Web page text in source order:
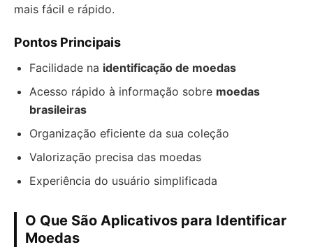
mais fácil e rápido.
Pontos Principais
Facilidade na identificação de moedas
Acesso rápido à informação sobre moedas
brasileiras
Organização eficiente da sua coleção
Valorização precisa das moedas
Experiência do usuário simplificada
O Que São Aplicativos para Identificar
Moedas